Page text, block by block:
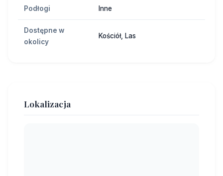
Podłogi Inne
Dostępne w
okolicy
Kościół, Las
Lokalizacja